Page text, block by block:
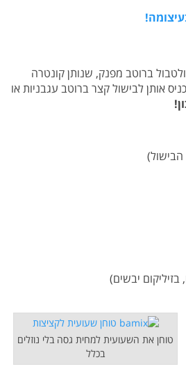
ברוטב מפנק, שנותן קונטרה
אותן לבישול קצר ברוטב עגבניות או
טוחן את השעועית למחית גסה בלי נוזלים
בכלל